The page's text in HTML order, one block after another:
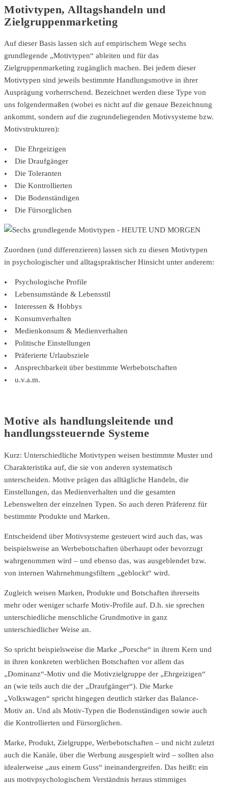
Motivtypen, Alltagshandeln und
Zielgruppenmarketing
Auf dieser Basis lassen sich auf empirischem Wege sechs
grundlegende „Motivtypen“ ableiten und für das
Zielgruppenmarketing zugänglich machen. Bei jedem dieser
Motivtypen sind jeweils bestimmte Handlungsmotive in ihrer
Ausprägung vorherrschend. Bezeichnet werden diese Type von
uns folgendermaßen (wobei es nicht auf die genaue Bezeichnung
ankommt, sondern auf die zugrundeliegenden Motivsysteme bzw.
Motivstrukturen):
Die Ehrgeizigen
Die Draufgänger
Die Toleranten
Die Kontrollierten
Die Bodenständigen
Die Fürsorglichen
Zuordnen (und differenzieren) lassen sich zu diesen Motivtypen
in psychologischer und alltagspraktischer Hinsicht unter anderem:
Psychologische Profile
Lebensumstände & Lebensstil
Interessen & Hobbys
Konsumverhalten
Medienkonsum & Medienverhalten
Politische Einstellungen
Präferierte Urlaubsziele
Ansprechbarkeit über bestimmte Werbebotschaften
u.v.a.m.
Motive als handlungsleitende und
handlungssteuernde Systeme
Kurz: Unterschiedliche Motivtypen weisen bestimmte Muster und
Charakteristika auf, die sie von anderen systematisch
unterscheiden. Motive prägen das alltägliche Handeln, die
Einstellungen, das Medienverhalten und die gesamten
Lebenswelten der einzelnen Typen. So auch deren Präferenz für
bestimmte Produkte und Marken.
Entscheidend über Motivsysteme gesteuert wird auch das, was
beispielsweise an Werbebotschaften überhaupt oder bevorzugt
wahrgenommen wird – und ebenso das, was ausgeblendet bzw.
von internen Wahrnehmungsfiltern „geblockt“ wird.
Zugleich weisen Marken, Produkte und Botschaften ihrerseits
mehr oder weniger scharfe Motiv-Profile auf. D.h. sie sprechen
unterschiedliche menschliche Grundmotive in ganz
unterschiedlicher Weise an.
So spricht beispielsweise die Marke „Porsche“ in ihrem Kern und
in ihren konkreten werblichen Botschaften vor allem das
„Dominanz“-Motiv und die Motivzielgruppe der „Ehrgeizigen“
an (wie teils auch die der „Draufgänger“). Die Marke
„Volkswagen“ spricht hingegen deutlich stärker das Balance-
Motiv an. Und als Motiv-Typen die Bodenständigen sowie auch
die Kontrollierten und Fürsorglichen.
Marke, Produkt, Zielgruppe, Werbebotschaften – und nicht zuletzt
auch die Kanäle, über die Werbung ausgespielt wird – sollten also
idealerweise „aus einem Guss“ ineinandergreifen. Das heißt: ein
aus motivpsychologischem Verständnis heraus stimmiges